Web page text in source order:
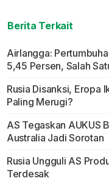
Berita Terkait
Airlangga:
5,45 Persen, Salah
Rusia Disanksi, Eropa
Paling Merugi?
AS Tegaskan AUKUS
Australia Jadi Sorotan
Rusia Ungguli AS
Terdesak